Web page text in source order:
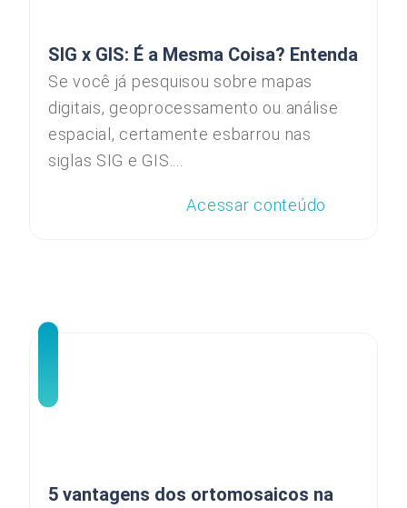
SIG x GIS: É a Mesma Coisa? Entenda
Se você já pesquisou sobre mapas
digitais, geoprocessamento ou análise
espacial, certamente esbarrou nas
siglas SIG e GIS....
Acessar conteúdo
5 vantagens dos ortomosaicos na